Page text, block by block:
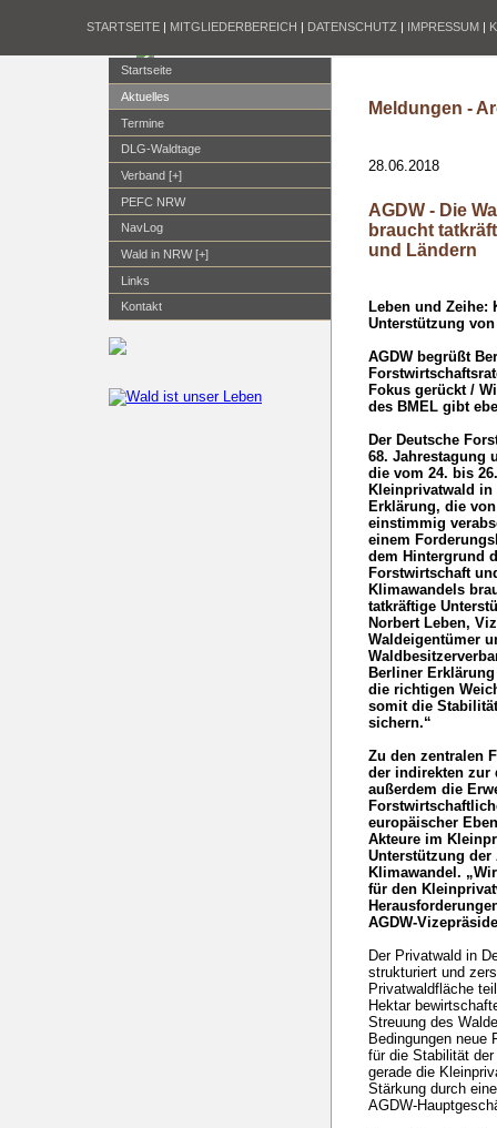
STARTSEITE | MITGLIEDERBEREICH | DATENSCHUTZ | IMPRESSUM |
Startseite
Aktuelles
Termine
DLG-Waldtage
Verband [+]
PEFC NRW
NavLog
Wald in NRW [+]
Links
Kontakt
Meldungen -
28.06.2018
AGDW - Die
braucht
und Ländern
Leben und Zeihe:
Unterstützung
AGDW begrüßt
Fokus gerückt /
des BMEL gibt
Der Deutsche
68. Jahrestagung
die vom 24. bis
Kleinprivatwald in
Erklärung, die
einstimmig
einem
dem Hintergrund
Forstwirtschaft
Klimawandels
tatkräftige
Norbert Leben,
Waldeigentümer
Berliner
die richtigen
somit die
sichern.“
Zu den zentralen
der indirekten zur
außerdem die
europäischer
Akteure im
Unterstützung der
Klimawandel.
für den
AGDW-
Der Privatwald in
strukturiert und
Privatwaldfläche
Hektar
Streuung des
Bedingungen neue
für die Stabilität
gerade die
Stärkung durch
AGDW-